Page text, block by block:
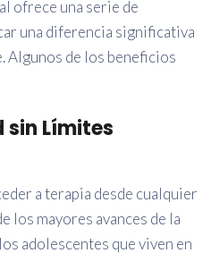
ofrece una serie de
una diferencia significativa
Algunos de los beneficios
Límites
a terapia desde cualquier
los mayores avances de la
adolescentes que viven en